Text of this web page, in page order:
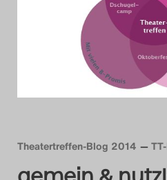
Das
Das
Das
Theatertreffen-Blog 2014
gemein &